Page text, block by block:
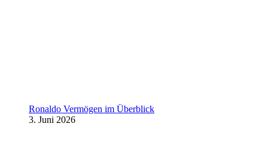
Ronaldo Vermögen im Überblick
3. Juni 2026